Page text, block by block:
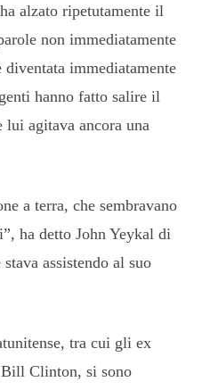
alzato ripetutamente il
non immediatamente
immediatamente
hanno fatto salire il
lui agitava ancora una
a terra, che sembravano
ha detto John Yeykal di
assistendo al suo
tra cui gli ex
Bill Clinton, si sono